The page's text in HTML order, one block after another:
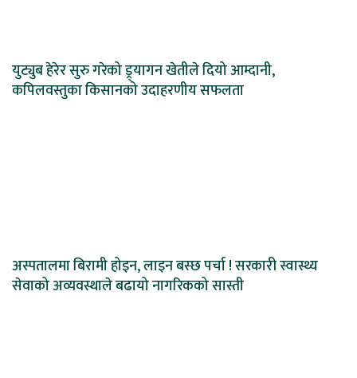
युट्युब हेरेर सुरु गरेको ड्र्यागन खेतीले दियो आम्दानी,
कपिलवस्तुका किसानको उदाहरणीय सफलता
अस्पतालमा बिरामी होइन, लाइन बस्छ पर्चा ! सरकारी स्वास्थ्य
सेवाको अव्यवस्थाले बढायो नागरिकको सास्ती